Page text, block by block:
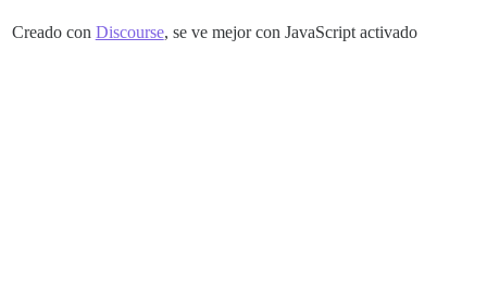
Creado con Discourse, se ve mejor con JavaScript activado